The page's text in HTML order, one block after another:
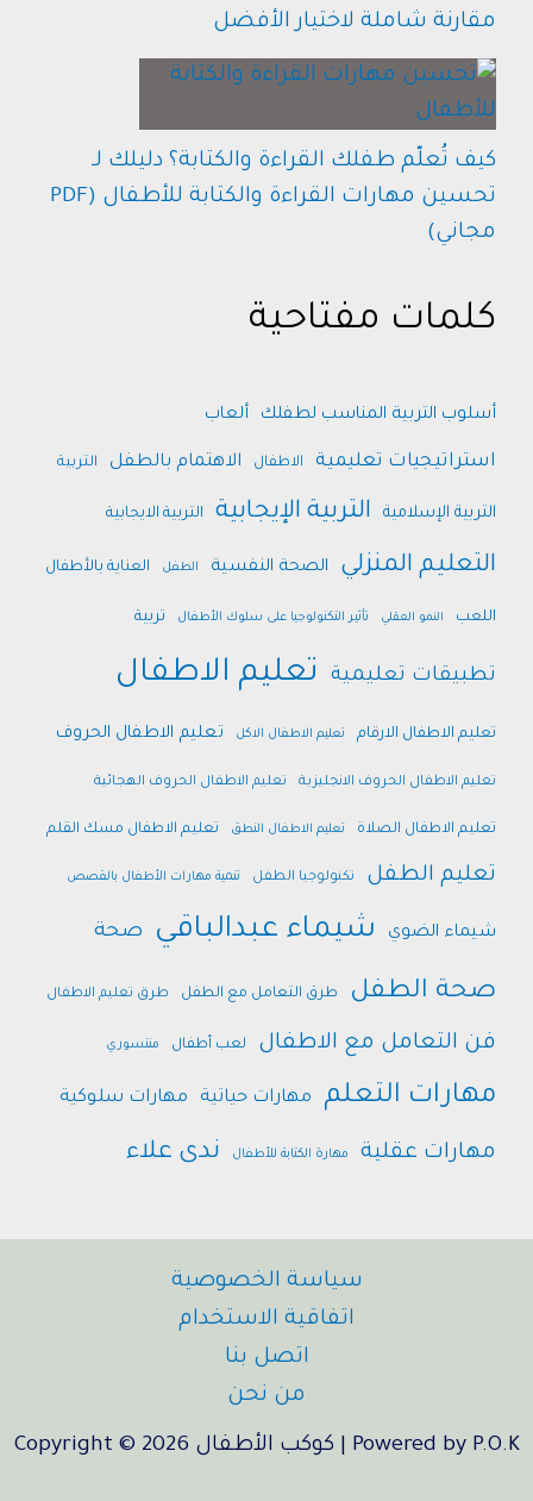
مقارنة شاملة لاختيار الأفضل
كيف تُعلّم طفلك القراءة والكتابة؟ دليلك لـ
تحسين مهارات القراءة والكتابة للأطفال (PDF
مجاني)
كلمات مفتاحية
أسلوب التربية المناسب لطفلك ألعاب
استراتيجيات تعليمية الاطفال الاهتمام بالطفل التربية
التربية الإسلامية التربية الإيجابية التربية الايجابية
التعليم المنزلي الصحة النفسية الطفل العناية بالأطفال
اللعب النمو العقلي تأثير التكنولوجيا على سلوك الأطفال تربية
تطبيقات تعليمية تعليم الاطفال
تعليم الاطفال الارقام تعليم الاطفال الاكل تعليم الاطفال الحروف
تعليم الاطفال الحروف الانجليزية تعليم الاطفال الحروف الهجائية
تعليم الاطفال الصلاة تعليم الاطفال النطق تعليم الاطفال مسك القلم
تعليم الطفل تكنولوجيا الطفل تنمية مهارات الأطفال بالقصص
شيماء الضوي شيماء عبدالباقي صحة
صحة الطفل طرق التعامل مع الطفل طرق تعليم الاطفال
فن التعامل مع الاطفال لعب أطفال منتسوري
مهارات التعلم مهارات حياتية مهارات سلوكية
مهارات عقلية مهارة الكتابة للأطفال ندى علاء
سياسة الخصوصية
اتفاقية الاستخدام
اتصل بنا
من نحن
Copyright © 2026 كوكب الأطفال | Powered by P.O.K